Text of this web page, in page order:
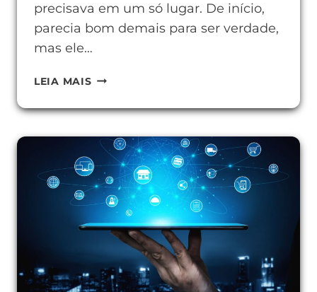
precisava em um só lugar. De início,
parecia bom demais para ser verdade,
mas ele…
LEIA MAISFERRAMENTAS
DE
CONTEÚDO
PARA
SUA
ROTINA